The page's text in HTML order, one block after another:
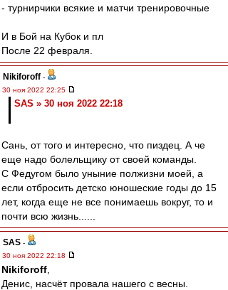
- турнирчики всякие и матчи тренировочные
И в Бой на Кубок и пл
После 22 февраля.
Nikiforoff -
30 ноя 2022 22:25
SAS » 30 ноя 2022 22:18
Сань, от того и интересно, что пиздец. А че
еще надо болельщику от своей команды.
С Федугом было уныние полжизни моей, а
если отбросить детско юношеские годы до 15
лет, когда еще не все понимаешь вокруг, то и
почти всю жизнь......
SAS -
30 ноя 2022 22:18
Nikiforoff
Денис, насчёт провала нашего с весны.